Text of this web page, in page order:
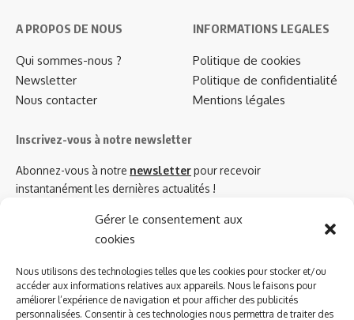
Gérer le consentement aux
cookies
Nous utilisons des technologies telles que les cookies pour stocker et/ou
accéder aux informations relatives aux appareils. Nous le faisons pour
améliorer l’expérience de navigation et pour afficher des publicités
personnalisées. Consentir à ces technologies nous permettra de traiter des
A PROPOS DE NOUS
Qui sommes-nous ?
Newsletter
Nous contacter
INFORMATIONS LEGALES
Politique de cookies
Politique de confidentialité
Mentions légales
Inscrivez-vous à notre newsletter
Abonnez-vous à notre newsletterpour recevoir
instantanément les dernières actualités !
Azinat.com TV soutient